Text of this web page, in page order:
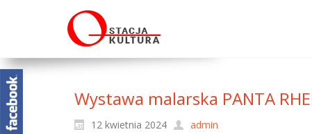
Wystawa malarska PANTA
12 kwietnia 2024
admin